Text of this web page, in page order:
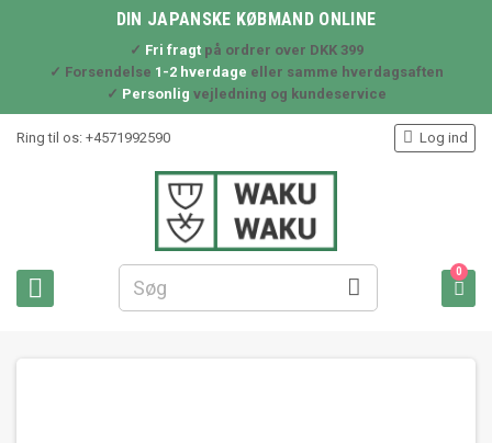
DIN JAPANSKE KØBMAND ONLINE
✓ Fri fragtpå ordrer over DKK 399
✓ Forsendelse 1-2 hverdage eller samme hverdagsaften
✓ Personlig vejledning og kundeservice
Ring til os: +4571992590
 
 Log ind

0